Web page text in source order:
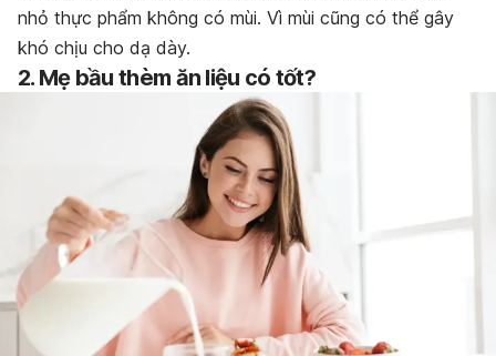
nhỏ thực phẩm không có mùi. Vì mùi cũng có thể gây
khó chịu cho dạ dày.
2. Mẹ bầu thèm ăn liệu có tốt?